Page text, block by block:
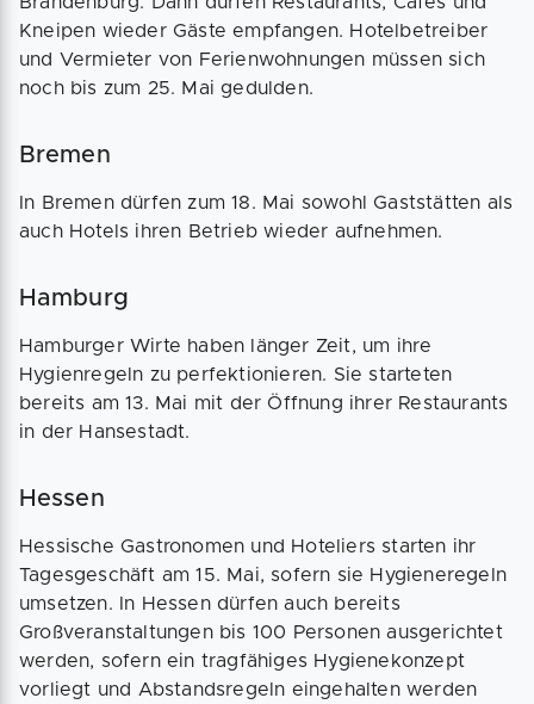
Kneipen wieder Gäste empfangen. Hotelbetreiber
und Vermieter von Ferienwohnungen müssen sich
noch bis zum 25. Mai gedulden.
Bremen
In Bremen dürfen zum 18. Mai sowohl Gaststätten als
auch Hotels ihren Betrieb wieder aufnehmen.
Hamburg
Hamburger Wirte haben länger Zeit, um ihre
Hygienregeln zu perfektionieren. Sie starteten
bereits am 13. Mai mit der Öffnung ihrer Restaurants
in der Hansestadt.
Hessen
Hessische Gastronomen und Hoteliers starten ihr
Tagesgeschäft am 15. Mai, sofern sie Hygieneregeln
umsetzen. In Hessen dürfen auch bereits
Großveranstaltungen bis 100 Personen ausgerichtet
werden, sofern ein tragfähiges Hygienekonzept
vorliegt und Abstandsregeln eingehalten werden